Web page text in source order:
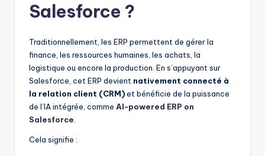
Salesforce ?
Traditionnellement, les ERP permettent de gérer la
finance, les ressources humaines, les achats, la
logistique ou encore la production. En s’appuyant sur
Salesforce, cet ERP devient nativement connecté à
la relation client (CRM)et bénéficie de la puissance
de l’IA intégrée, comme AI-powered ERP on
Salesforce
Cela signifie :